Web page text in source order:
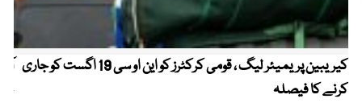
کیریبین پریمیئر لیگ ، قومی کرکٹرز کو این او سی 19 اگست کو جاری
کرنے کا فیصلہ